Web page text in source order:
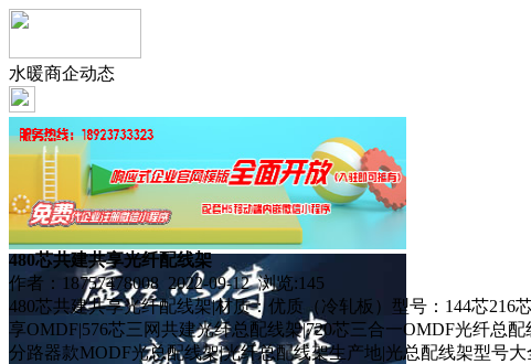
水暖商企动态
480芯共建共享光纤配线架
作者：18757478008 2022-09-12 浏览:145
480芯共建共享光纤配线架|材质：优质（冷轧板）型号：144芯216
享OMDF|576芯三网共建光纤总配线架|720芯三合一OMDF光纤总
分路器款MODF光总配线架|光纤总配线架生产地|光总配线架型号大